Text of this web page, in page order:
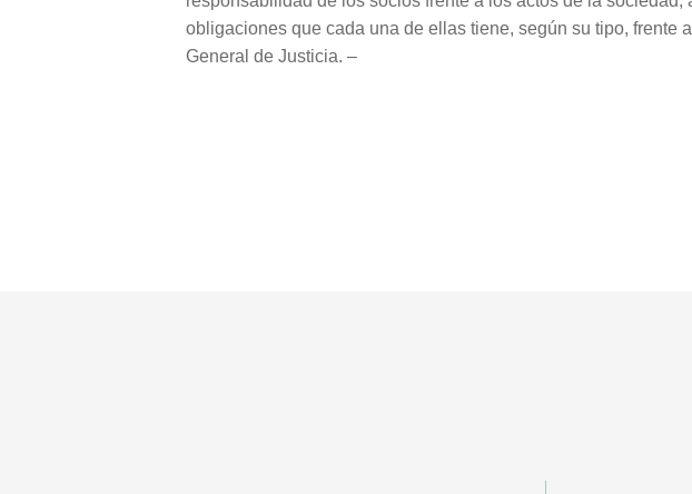
obligaciones que cada una de ellas tiene, según su tipo, frente
General de Justicia. –